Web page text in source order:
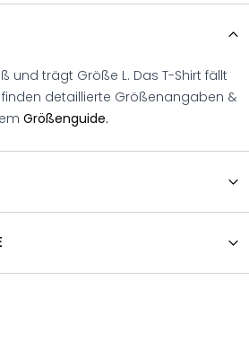
und trägt Größe L. Das T-Shirt fällt
detaillierte Größenangaben &
Größenguide.